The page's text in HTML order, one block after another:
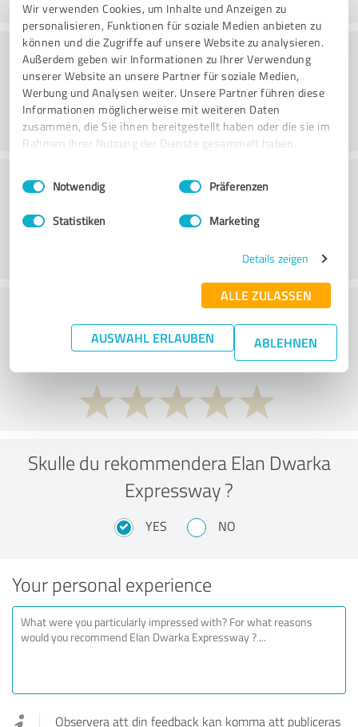
Wir verwenden Cookies, um Inhalte und Anzeigen zu
personalisieren, Funktionen für soziale Medien anbieten zu
können und die Zugriffe auf unsere Website zu analysieren.
Außerdem geben wir Informationen zu Ihrer Verwendung
unserer Website an unsere Partner für soziale Medien,
Werbung und Analysen weiter. Unsere Partner führen diese
Informationen möglicherweise mit weiteren Daten
zusammen, die Sie ihnen bereitgestellt haben oder die sie im
Rahmen Ihrer Nutzung der Dienste gesammelt haben.
Impressum Datenschutzbestimmungen
Einwilligungsauswahl
Notwendig Präferenzen
Statistiken Marketing
Details zeigen
ALLE ZULASSEN
AUSWAHL ERLAUBEN ABLEHNEN
Rådgivning
Kundservice
What do you think of the price to
performance ratio?
Skulle du rekommendera Elan Dwarka
Expressway ?
YES NO
Your personal experience
Observera att din feedback kan komma att publiceras